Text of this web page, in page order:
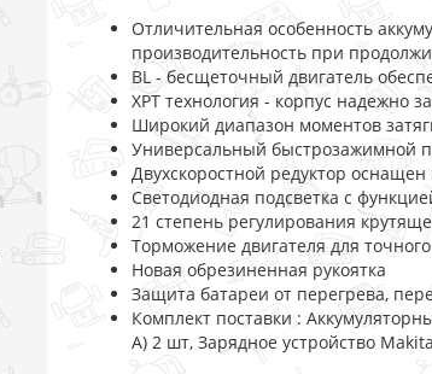
Отличительная особенность
производительность при
BL - бесщеточный двигатель
XPT технология - корпус
Широкий диапазон моментов
Универсальный быстрозажимной
Двухскоростной редуктор
Светодиодная подсветка с
21 степень регулирования
Торможение двигателя для
Новая обрезиненная рукоятка
Защита батареи от перегрева,
Комплект поставки :
А) 2 шт, Зарядное устройство